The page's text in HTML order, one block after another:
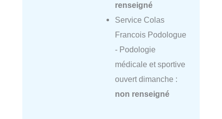
renseigné
Service Colas
Francois Podologue
- Podologie
médicale et sportive
ouvert dimanche :
non renseigné